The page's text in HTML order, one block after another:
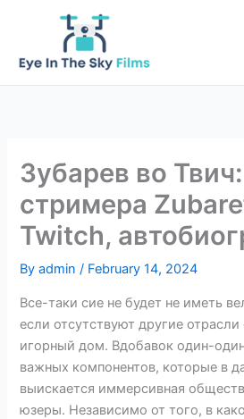
Зубарев во
стримера
Twitch,
Byadmin/ February 14, 2024
Все-таки сие не будет не иметь
если отсутствуют другие
игорный дом. Вдобавок один-
важных компонентов, которые в
выискается иммерсивная
юзеры. Независимо от того, в